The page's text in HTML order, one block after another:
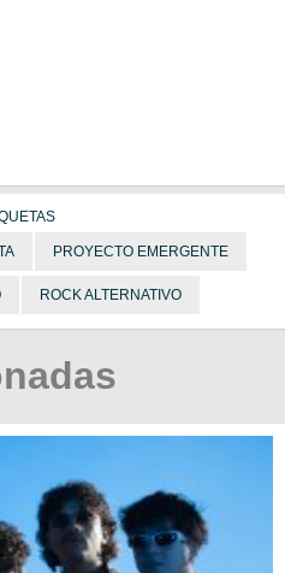
PROYECTO EMERGENTE
ROCK ALTERNATIVO